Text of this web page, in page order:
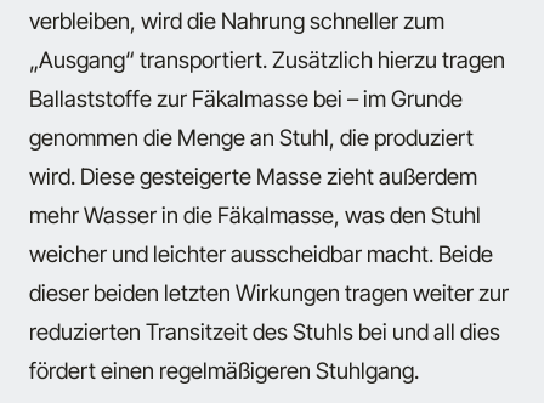
verbleiben, wird die Nahrung schneller zum
„Ausgang“ transportiert. Zusätzlich hierzu tragen
Ballaststoffe zur Fäkalmasse bei – im Grunde
genommen die Menge an Stuhl, die produziert
wird. Diese gesteigerte Masse zieht außerdem
mehr Wasser in die Fäkalmasse, was den Stuhl
weicher und leichter ausscheidbar macht. Beide
dieser beiden letzten Wirkungen tragen weiter zur
reduzierten Transitzeit des Stuhls bei und all dies
fördert einen regelmäßigeren Stuhlgang.